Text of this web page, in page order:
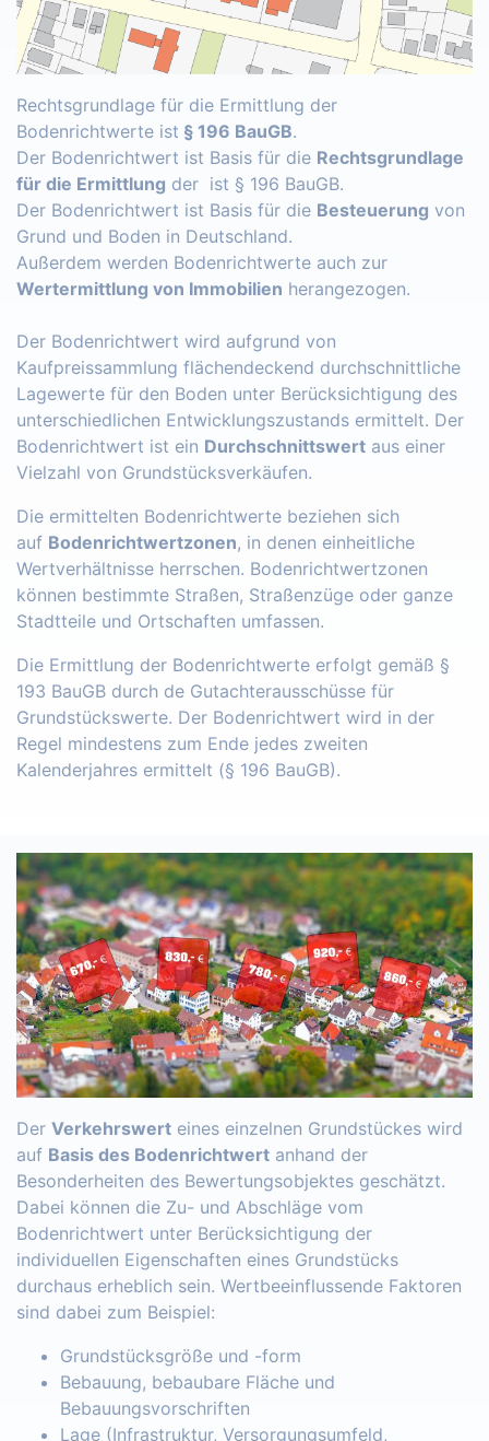
Rechtsgrundlage für die Ermittlung der
Bodenrichtwerte ist § 196 BauGB.
Der Bodenrichtwert ist Basis für die Rechtsgrundlage
für die Ermittlung der ist § 196 BauGB.
Der Bodenrichtwert ist Basis für die Besteuerung von
Grund und Boden in Deutschland.
Außerdem werden Bodenrichtwerte auch zur
Wertermittlung von Immobilien herangezogen.
Der Bodenrichtwert wird aufgrund von
Kaufpreissammlung flächendeckend durchschnittliche
Lagewerte für den Boden unter Berücksichtigung des
unterschiedlichen Entwicklungszustands ermittelt. Der
Bodenrichtwert ist ein Durchschnittswert aus einer
Vielzahl von Grundstücksverkäufen.
Die ermittelten Bodenrichtwerte beziehen sich
auf Bodenrichtwertzonen, in denen einheitliche
Wertverhältnisse herrschen. Bodenrichtwertzonen
können bestimmte Straßen, Straßenzüge oder ganze
Stadtteile und Ortschaften umfassen.
Die Ermittlung der Bodenrichtwerte erfolgt gemäß §
193 BauGB durch de Gutachterausschüsse für
Grundstückswerte. Der Bodenrichtwert wird in der
Regel mindestens zum Ende jedes zweiten
Kalenderjahres ermittelt (§ 196 BauGB).
Der Verkehrswert eines einzelnen Grundstückes wird
auf Basis des Bodenrichtwert anhand der
Besonderheiten des Bewertungsobjektes geschätzt.
Dabei können die Zu- und Abschläge vom
Bodenrichtwert unter Berücksichtigung der
individuellen Eigenschaften eines Grundstücks
durchaus erheblich sein. Wertbeeinflussende Faktoren
sind dabei zum Beispiel:
Grundstücksgröße und -form
Bebauung, bebaubare Fläche und
Bebauungsvorschriften
Lage (Infrastruktur, Versorgungsumfeld,